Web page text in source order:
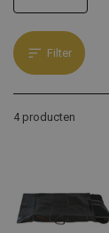
Filter
4 producten